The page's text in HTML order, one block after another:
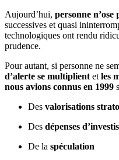
Aujourd’hui, personne n’ose
successives et quasi
technologiques ont rendu
prudence.
Pour autant, si personne ne
d’alerte se multiplient et les
nous avions connus en 1999
Des valorisations
Des dépenses
De la spéculation